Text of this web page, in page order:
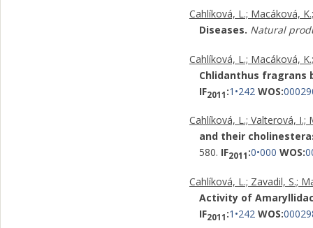
Cahlíková, L.; Macáková,
Diseases. Natural
Cahlíková, L.; Macáková,
Chlidanthus fragrans
IF2011 :1•242 WOS:
Cahlíková, L.; Valterová, I.;
and their
580. IF2011 :0•000 WOS:
Cahlíková, L.; Zavadil, S.;
Activity of
IF2011 :1•242 WOS: